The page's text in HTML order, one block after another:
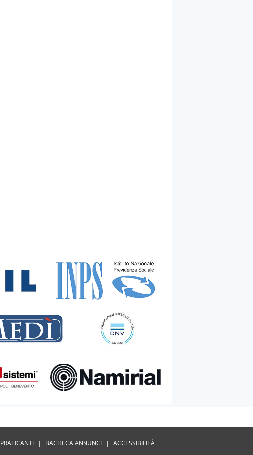
PRATICANTI | BACHECA ANNUNCI | ACCESSIBILITÀ